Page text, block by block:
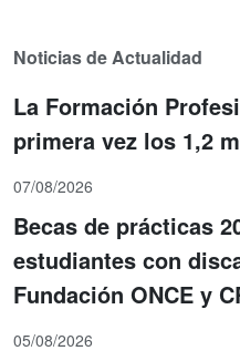
Noticias de Actualidad
La Formación
primera vez los 1,2
07/08/2026
Becas de prácticas
estudiantes con
Fundación ONCE y
05/08/2026